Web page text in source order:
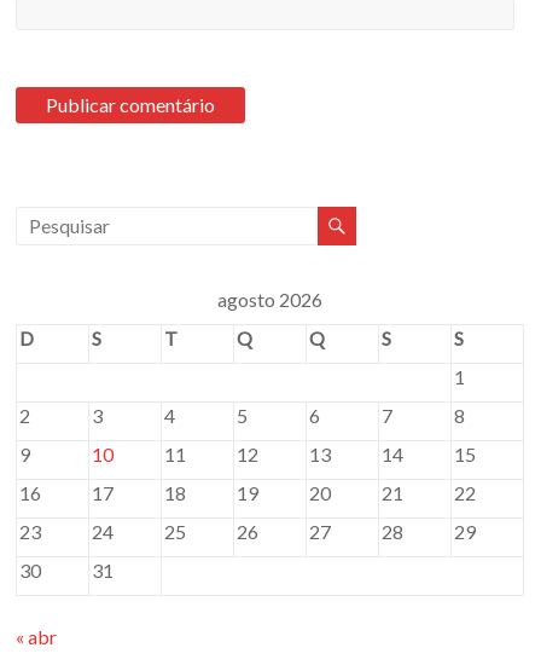
agosto 2026
D
S T Q Q S
S
1
2
3 4 5 6 7
8
9
10 11 12 13 14
15
16
17 18 19 20 21
22
23
24 25 26 27 28
29
30
31
« abr